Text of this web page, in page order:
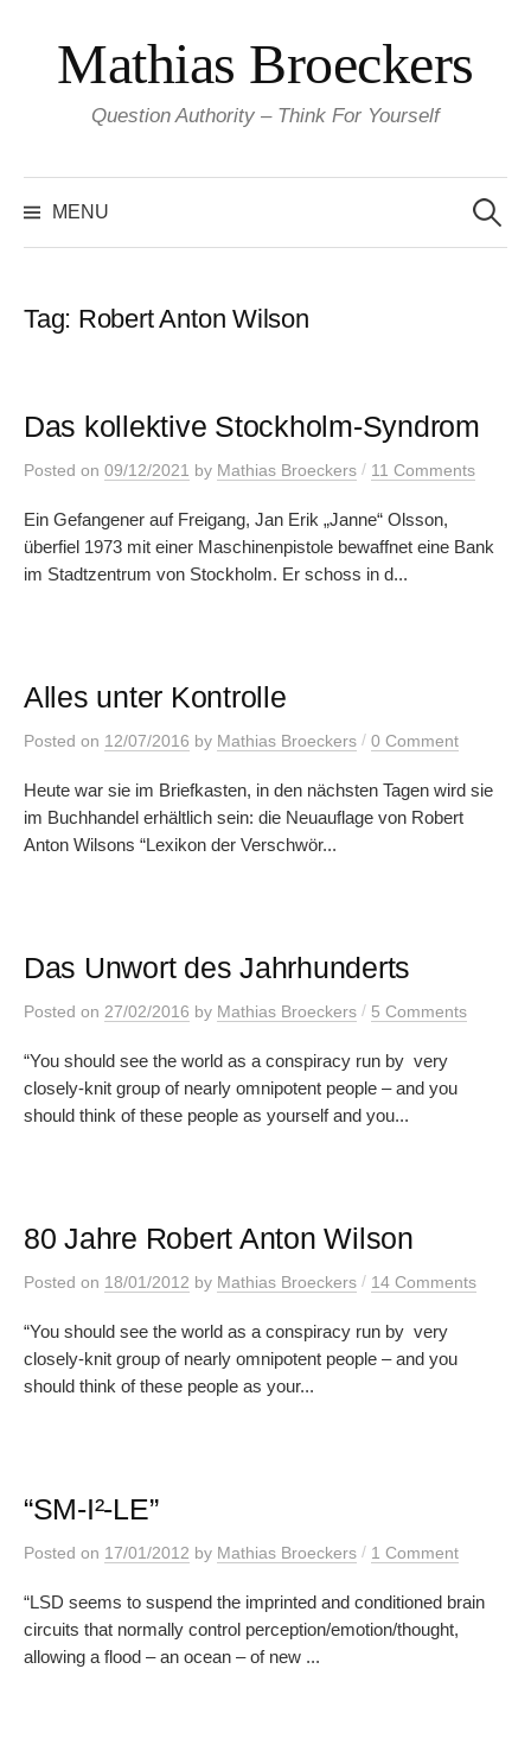
content
Mathias Broeckers
Question Authority – Think For Yourself
MENU
for:
Tag: Robert Anton Wilson
Das kollektive Stockholm-Syndrom
Posted on 09/12/2021 by Mathias Broeckers / 11 Comments
Ein Gefangener auf Freigang, Jan Erik „Janne“ Olsson,
überfiel 1973 mit einer Maschinenpistole bewaffnet eine Bank
im Stadtzentrum von Stockholm. Er schoss in d...
Alles unter Kontrolle
Posted on 12/07/2016 by Mathias Broeckers / 0 Comment
Heute war sie im Briefkasten, in den nächsten Tagen wird sie
im Buchhandel erhältlich sein: die Neuauflage von Robert
Anton Wilsons “Lexikon der Verschwör...
Das Unwort des Jahrhunderts
Posted on 27/02/2016 by Mathias Broeckers / 5 Comments
“You should see the world as a conspiracy run by very
closely-knit group of nearly omnipotent people – and you
should think of these people as yourself and you...
80 Jahre Robert Anton Wilson
Posted on 18/01/2012 by Mathias Broeckers / 14 Comments
“You should see the world as a conspiracy run by very
closely-knit group of nearly omnipotent people – and you
should think of these people as your...
“SM-I²-LE”
Posted on 17/01/2012 by Mathias Broeckers / 1 Comment
“LSD seems to suspend the imprinted and conditioned brain
circuits that normally control perception/emotion/thought,
allowing a flood – an ocean – of new ...